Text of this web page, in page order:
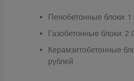
Пенобетонные блоки:
Газобетонные блоки:
Керамзитобетонные
рублей